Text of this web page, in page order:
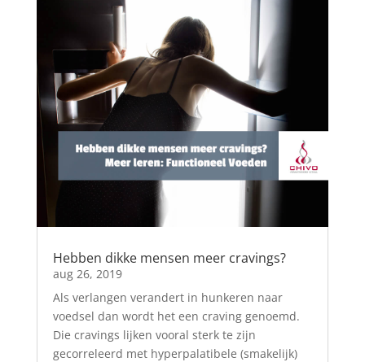
Hebben dikke mensen meer cravings?
aug 26, 2019
Als verlangen verandert in hunkeren naar
voedsel dan wordt het een craving genoemd.
Die cravings lijken vooral sterk te zijn
gecorreleerd met hyperpalatibele (smakelijk)